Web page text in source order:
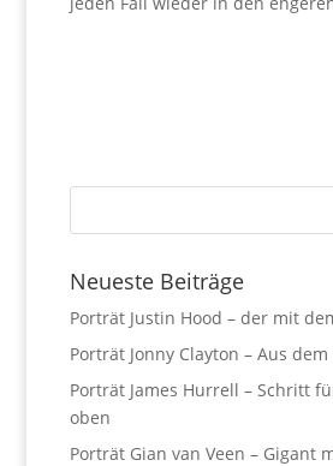
Neueste Beiträge
Porträt Justin Hood – der mit
Porträt Jonny Clayton – Aus dem
Porträt James Hurrell – Schritt
oben
Porträt Gian van Veen – Gigant